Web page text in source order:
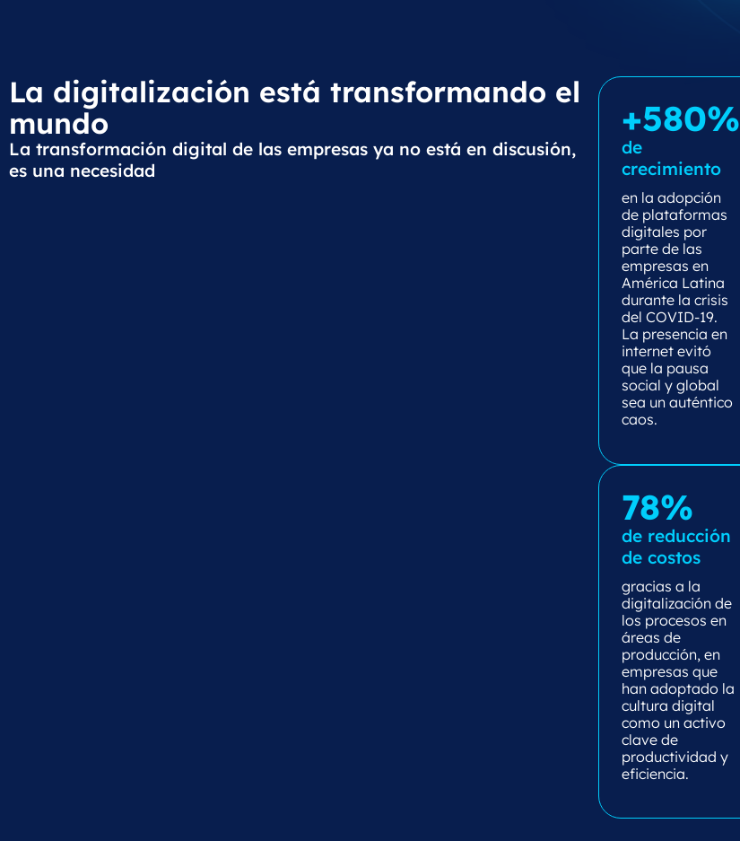
La digitalización está transformando el
mundo
La transformación digital de las empresas ya no está en discusión,
es una necesidad
+580%
de
crecimiento
en la adopción
de plataformas
digitales por
parte de las
empresas en
América Latina
durante la crisis
del COVID-19.
La presencia en
internet evitó
que la pausa
social y global
sea un auténtico
caos.
78%
de reducción
de costos
gracias a la
digitalización de
los procesos en
áreas de
producción, en
empresas que
han adoptado la
cultura digital
como un activo
clave de
productividad y
eficiencia.